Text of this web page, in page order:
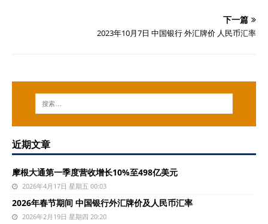
下一篇
2023年10月7日 中国银行 外汇牌价 人民币汇率
近期文章
摩根大通第一季度营收增长10%至498亿美元
2026年4月17日 星期五 00:03
2026年春节期间 中国银行外汇牌价及人民币汇率
2026年2月19日 星期四 20:20